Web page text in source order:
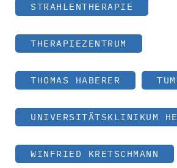
STRAHLENTHERAPIE
THERAPIEZENTRUM
THOMAS HABERER
UNIVERSITÄTSKLINIKUM
WINFRIED KRETSCHMANN